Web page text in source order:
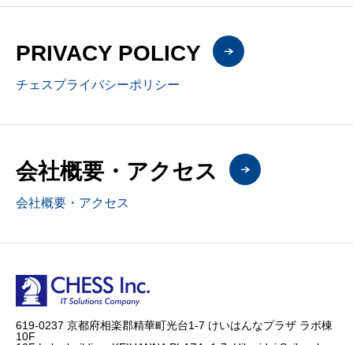
PRIVACY POLICY
チェスプライバシーポリシー
会社概要・アクセス
会社概要・アクセス
619-0237 京都府相楽郡精華町光台1-7 けいはんなプラザ ラボ棟
10F